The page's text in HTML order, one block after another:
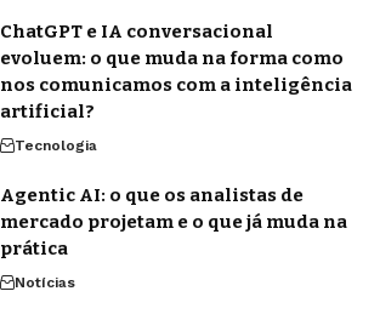
ChatGPT e IA conversacional
evoluem: o que muda na forma como
nos comunicamos com a inteligência
artificial?
Tecnologia
Agentic AI: o que os analistas de
mercado projetam e o que já muda na
prática
Notícias